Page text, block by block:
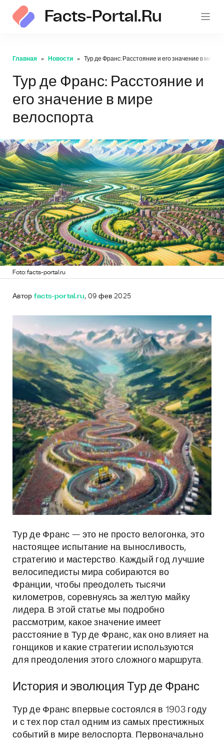
Facts-Portal.ru
Главная Новости Тур де Франс: Расстояние и его значение в мире
Тур де Франс: Расстояние и
его значение в мире
велоспорта
Foto: facts-portal.ru
Автор facts-portal.ru, 09 фев 2025
Тур де Франс — это не просто велогонка, это
настоящее испытание на выносливость,
стратегию и мастерство. Каждый год лучшие
велосипедисты мира собираются во
Франции, чтобы преодолеть тысячи
километров, соревнуясь за желтую майку
лидера. В этой статье мы подробно
рассмотрим, какое значение имеет
расстояние в Тур де Франс, как оно влияет на
гонщиков и какие стратегии используются
для преодоления этого сложного маршрута.
История и эволюция Тур де Франс
Тур де Франс впервые состоялся в 1903 году
и с тех пор стал одним из самых престижных
событий в мире велоспорта. Первоначально